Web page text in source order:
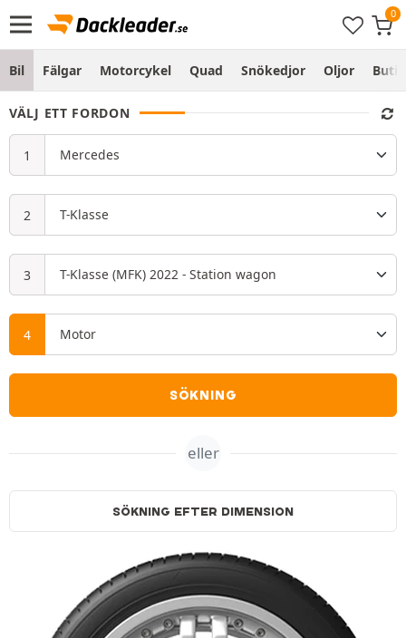
Bil Fälgar Motorcykel Quad Snökedjor Oljor Butik
VÄLJ ETT FORDON
SÖKNING
eller
SÖKNING EFTER DIMENSION